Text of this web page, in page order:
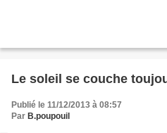
Le soleil se couche
Publié le 11/12/2013 à 08:57
Par B.poupouil